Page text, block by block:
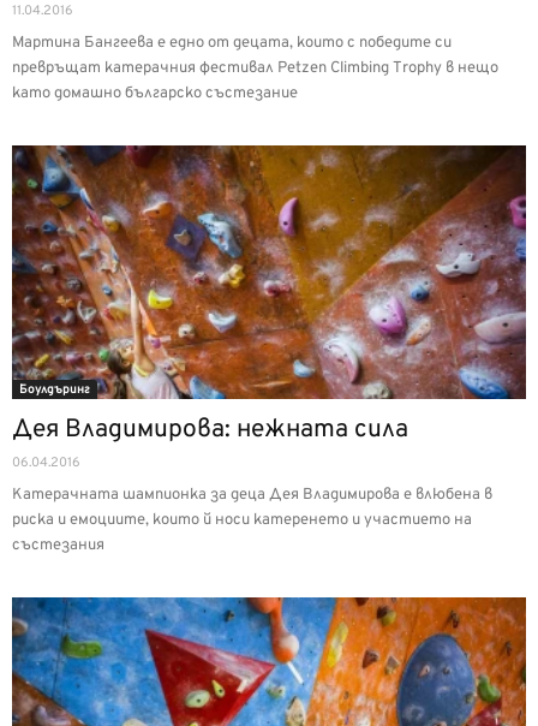
11.04.2016
Мартина Бангеева е едно от децата, които с победите си
превръщат катерачния фестивал Petzen Climbing Trophy в нещо
като домашно българско състезание
Боулдъринг
Дея Владимирова: нежната сила
06.04.2016
Катерачната шампионка за деца Дея Владимирова е влюбена в
риска и емоциите, които й носи катеренето и участието на
състезания